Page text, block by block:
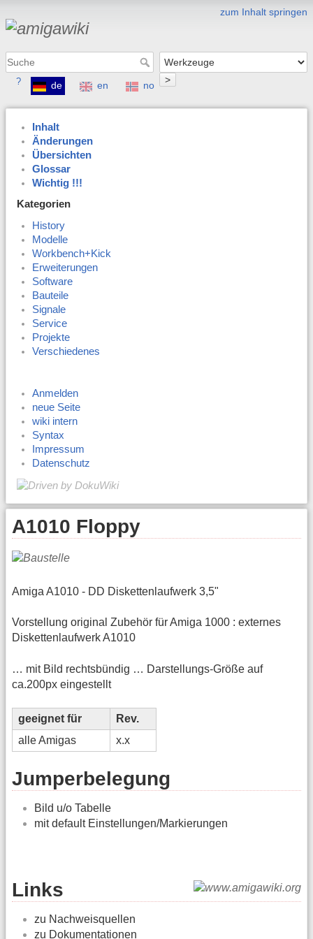
zum Inhalt springen
>
? de en no
Inhalt
Änderungen
Übersichten
Glossar
Wichtig !!!
Kategorien
History
Modelle
Workbench+Kick
Erweiterungen
Software
Bauteile
Signale
Service
Projekte
Verschiedenes
Anmelden
neue Seite
wiki intern
Syntax
Impressum
Datenschutz
A1010 Floppy
Amiga A1010 - DD Diskettenlaufwerk 3,5"
Vorstellung original Zubehör für Amiga 1000 : externes
Diskettenlaufwerk A1010
… mit Bild rechtsbündig … Darstellungs-Größe auf
ca.200px eingestellt
geeignet für
Rev.
alle Amigas
x.x
Jumperbelegung
Bild u/o Tabelle
mit default Einstellungen/Markierungen
Links
zu Nachweisquellen
zu Dokumentationen